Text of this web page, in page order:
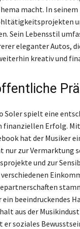
macht. In
Sein Lebensstil
eleganter Autos,
kreativ und
Soler spielt eine
finanziellen Erfolg.
hat der Musiker
nur zur Vermarktung
und zur
beeindruckendes
aus der
soziales